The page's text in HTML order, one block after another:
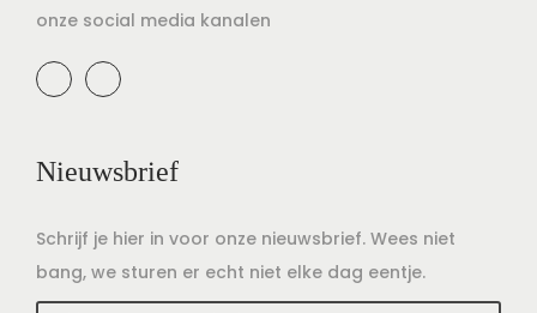
onze social media kanalen
Nieuwsbrief
Schrijf je hier in voor onze nieuwsbrief. Wees niet
bang, we sturen er echt niet elke dag eentje.